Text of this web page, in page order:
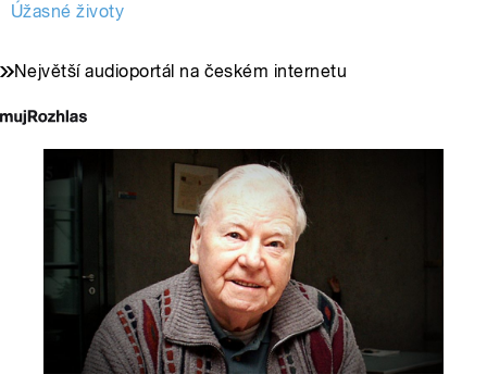
Úžasné životy
Největší audioportál na českém internetu